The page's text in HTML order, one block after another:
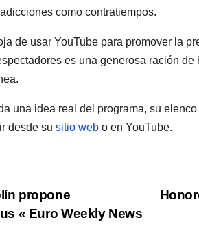
como contratiempos.
de usar YouTube para promover la
es una generosa ración
una idea real del programa, su
desde su sitio web o en YouTube.
propone
« Euro Weekly News